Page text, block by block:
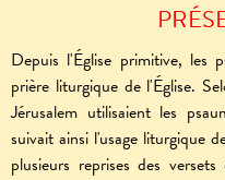
Depuis l'Église primitive, les
prière liturgique de l'Église.
Jérusalem utilisaient les
suivait ainsi l'usage liturgique
plusieurs reprises des